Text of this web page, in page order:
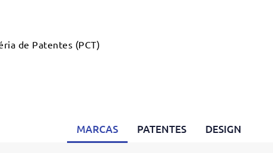
de Patentes (PCT)
MARCAS PATENTES DESIGN